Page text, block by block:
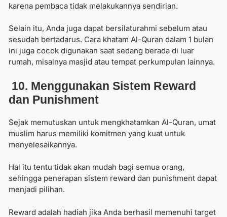
karena pembaca tidak melakukannya sendirian.
Selain itu, Anda juga dapat bersilaturahmi sebelum atau
sesudah bertadarus. Cara khatam Al-Quran dalam 1 bulan
ini juga cocok digunakan saat sedang berada di luar
rumah, misalnya masjid atau tempat perkumpulan lainnya.
10. Menggunakan Sistem Reward
dan Punishment
Sejak memutuskan untuk mengkhatamkan Al-Quran, umat
muslim harus memiliki komitmen yang kuat untuk
menyelesaikannya.
Hal itu tentu tidak akan mudah bagi semua orang,
sehingga penerapan sistem reward dan punishment dapat
menjadi pilihan.
Reward adalah hadiah jika Anda berhasil memenuhi target